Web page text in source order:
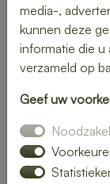
lunch
gerechten die
broodjes tot
rechtstreeks bij
media-,
kunnen deze
informatie die u
verzameld op
Geef uw